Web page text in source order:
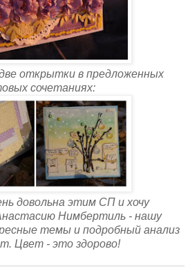
открытки в предложенных
сочетаниях:
довольна этим СП и хочу
Нимбертиль - нашу
темы и подробный анализ
Цвет - это здорово!